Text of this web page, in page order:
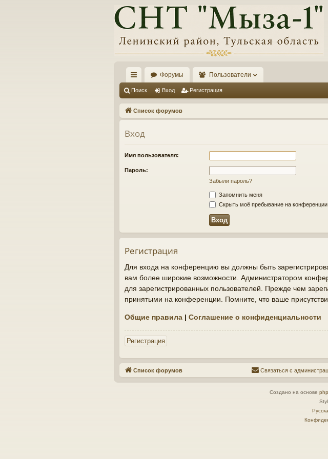
с
ы
лк
и
Форумы Пользователи
Поиск Вход Регистрация
Список форумов
Вход
Имя пользователя:
Пароль:
Забыли пароль?
Запомнить меня
Скрыть моё пребывание на конференции
Регистрация
Для входа на конференцию вы должны быть
вам более широкие возможности. Администратором
для зарегистрированных пользователей. Прежде чем
принятыми на конференции. Помните, что ваше
Общие правила | Соглашение о конфиденциальности
Регистрация
Список форумов Связаться с
Создано на основе